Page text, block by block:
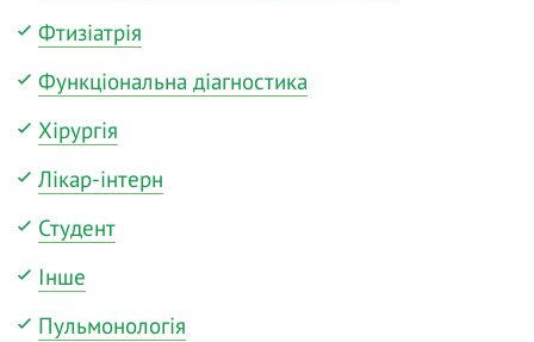
Фтизіатрія
Функціональна діагностика
Хірургія
Лікар-інтерн
Студент
Інше
Пульмонологія